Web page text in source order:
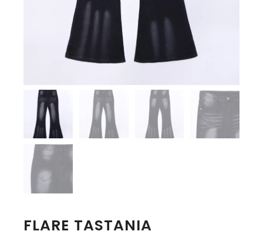
FLARE TASTANIA